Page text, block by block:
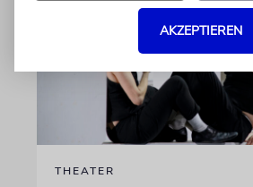
THEATER
AKZEPTIEREN